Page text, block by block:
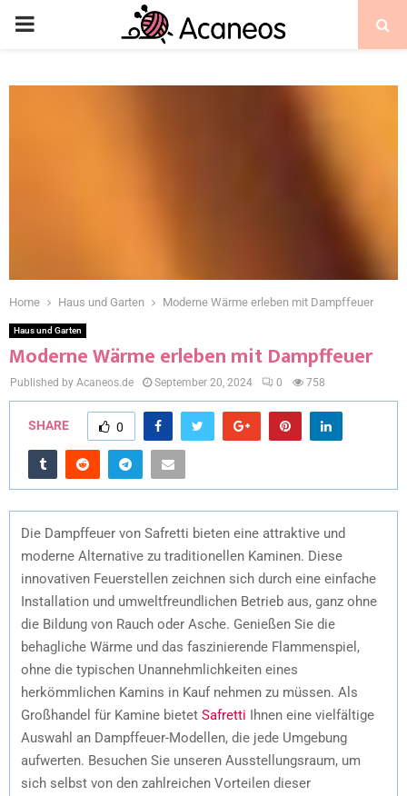
Home Haus und Garten Moderne Wärme erleben mit Dampffeuer
Haus und Garten
Moderne Wärme erleben mit Dampffeuer
Published by Acaneos.de September 20, 2024 0 758
SHARE 0
Die Dampffeuer von Safretti bieten eine attraktive und
moderne Alternative zu traditionellen Kaminen. Diese
innovativen Feuerstellen zeichnen sich durch eine einfache
Installation und umweltfreundlichen Betrieb aus, ganz ohne
die Bildung von Rauch oder Asche. Genießen Sie die
behagliche Wärme und das faszinierende Flammenspiel,
ohne die typischen Unannehmlichkeiten eines
herkömmlichen Kamins in Kauf nehmen zu müssen. Als
Großhandel für Kamine bietet Safretti Ihnen eine vielfältige
Auswahl an Dampffeuer-Modellen, die jede Umgebung
aufwerten. Besuchen Sie unseren Ausstellungsraum, um
sich selbst von den zahlreichen Vorteilen dieser